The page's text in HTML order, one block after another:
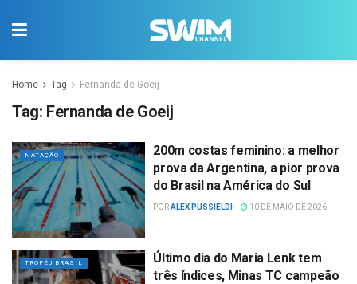
Home Tag Fernanda de Goeij
Tag: Fernanda de Goeij
NATAÇÃO
200m costas feminino: a melhor
prova da Argentina, a pior prova
do Brasil na América do Sul
PORALEX PUSSIELDI 10 DE MAIO DE 2026
TROFÉU BRASIL
Último dia do Maria Lenk tem
três índices, Minas TC campeão